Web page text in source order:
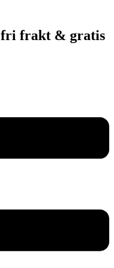
fri frakt & gratis